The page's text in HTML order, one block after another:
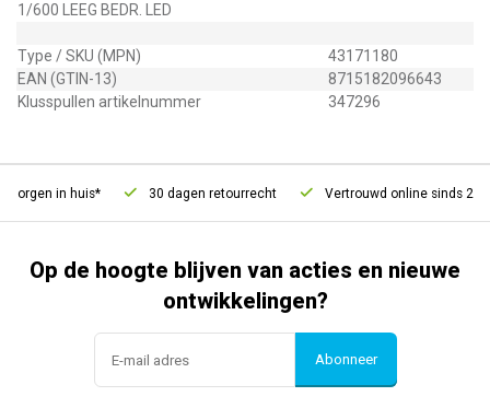
1/600 LEEG BEDR. LED
Type / SKU (MPN)
43171180
EAN (GTIN-13)
8715182096643
Klusspullen artikelnummer
347296
in huis* 30 dagen retourrecht Vertrouwd online sinds 2006
Op de hoogte blijven van acties en nieuwe
ontwikkelingen?
Abonneer